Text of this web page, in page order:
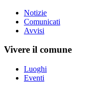
Notizie
Comunicati
Avvisi
Vivere il comune
Luoghi
Eventi